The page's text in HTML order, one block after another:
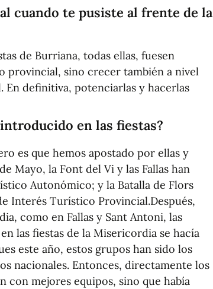
cuando te pusiste al frente de la
de Burriana, todas ellas, fuesen
provincial, sino crecer también a nivel
En definitiva, potenciarlas y hacerlas
en las fiestas?
es que hemos apostado por ellas y
Mayo, la Font del Vi y las Fallas han
Autonómico; y la Batalla de Flors
Interés Turístico Provincial.Después,
como en Fallas y Sant Antoni, las
las fiestas de la Misericordia se hacía
este año, estos grupos han sido los
nacionales. Entonces, directamente los
con mejores equipos, sino que había